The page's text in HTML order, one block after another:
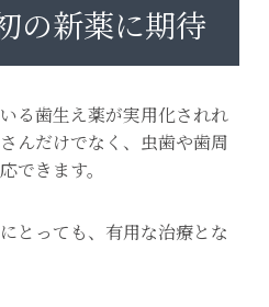
の新薬に期待
る歯生え薬が実用化されれ
んだけでなく、虫歯や歯周
できます。
とっても、有用な治療とな